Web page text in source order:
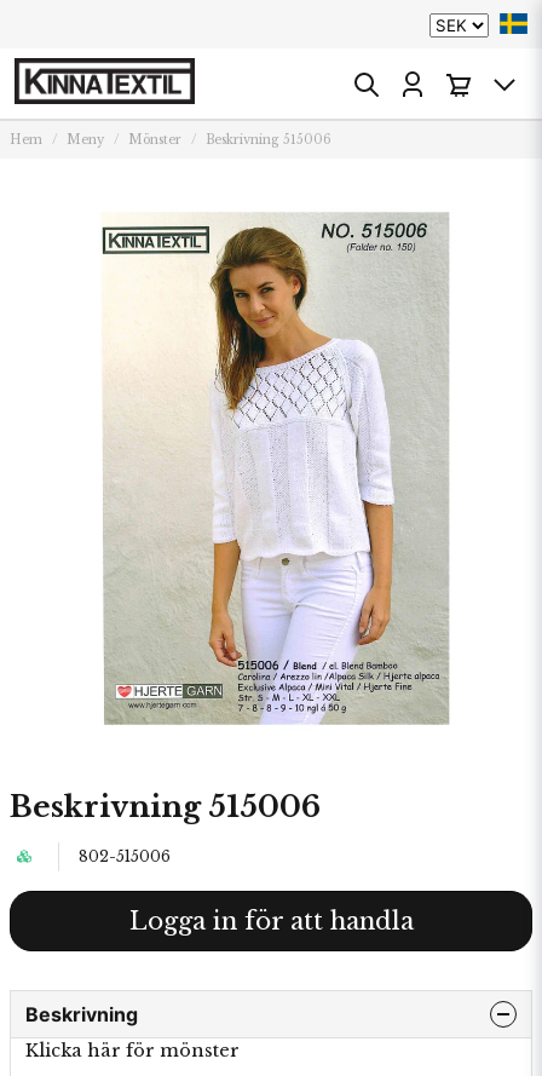
Hem Meny Mönster Beskrivning 515006
Beskrivning 515006
802-515006
Logga in för att handla
Beskrivning
Klicka här för mönster